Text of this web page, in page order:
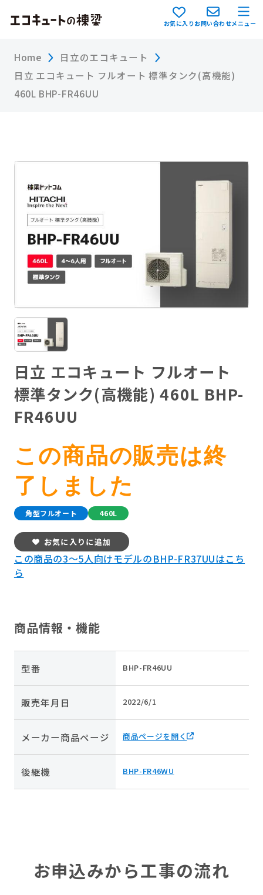
お気に入りお問い合わせメニュー
Home
日立のエコキュート
日立 エコキュート フルオート 標準タンク(高機能)
460L BHP-FR46UU
日立 エコキュート フルオート
標準タンク(高機能) 460L BHP-
FR46UU
この商品の販売は終
了しました
角型フルオート 460L
お気に入りに追加
この商品の3～5人向けモデルのBHP-FR37UUはこち
ら
商品情報・機能
型番 BHP-FR46UU
販売年月日 2022/6/1
メーカー商品ページ 商品ページを開く
後継機 BHP-FR46WU
お申込みから工事の流れ